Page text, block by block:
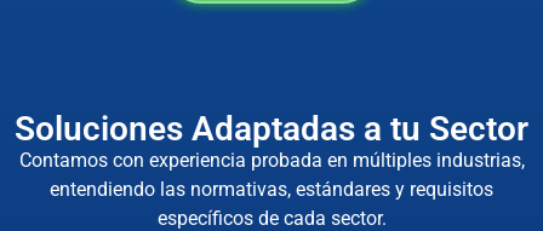
Soluciones Adaptadas a tu Sector
Contamos con experiencia probada en múltiples industrias,
entendiendo las normativas, estándares y requisitos
específicos de cada sector.